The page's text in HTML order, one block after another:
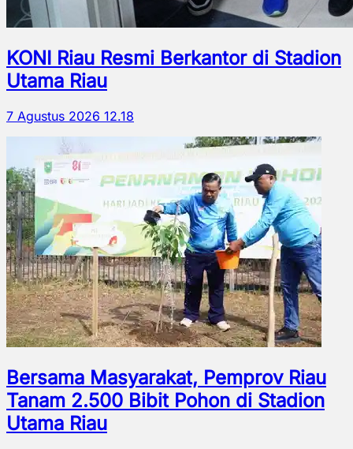
KONI Riau Resmi Berkantor di Stadion
Utama Riau
7 Agustus 2026 12.18
Bersama Masyarakat, Pemprov Riau
Tanam 2.500 Bibit Pohon di Stadion
Utama Riau